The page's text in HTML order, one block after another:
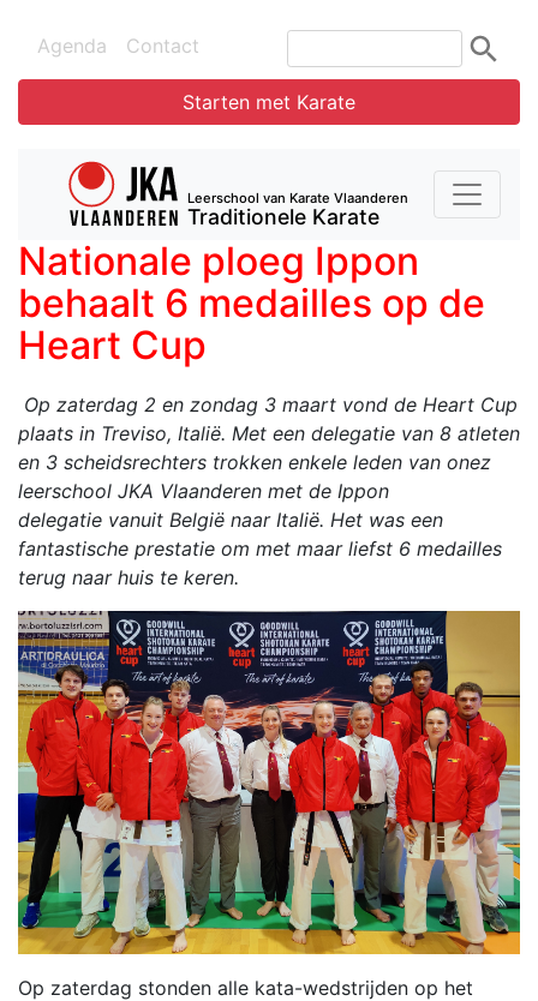
Agenda Contact
Starten met Karate
Leerschool van Karate Vlaanderen
Traditionele Karate
Nationale ploeg Ippon
behaalt 6 medailles op de
Heart Cup
Op zaterdag 2 en zondag 3 maart vond de Heart Cup
plaats in Treviso, Italië. Met een delegatie van 8 atleten
en 3 scheidsrechters trokken enkele leden van onez
leerschool JKA Vlaanderen met de Ippon
delegatie vanuit België naar Italië. Het was een
fantastische prestatie om met maar liefst 6 medailles
terug naar huis te keren.
Op zaterdag stonden alle kata-wedstrijden op het